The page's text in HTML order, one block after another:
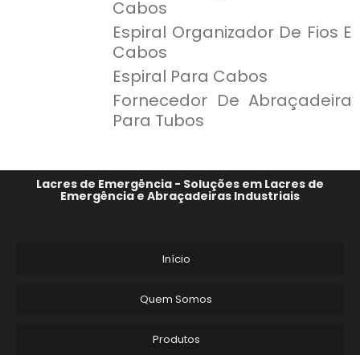
Cabos
Espiral Organizador De Fios E
Cabos
Espiral Para Cabos
Fornecedor De Abraçadeira
Para Tubos
Lacres de Emergência - Soluções em Lacres de
Emergência e Abraçadeiras Industriais
Início
Quem Somos
Produtos